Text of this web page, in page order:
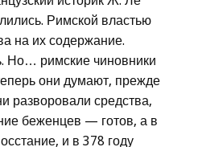
Римской властью
на их содержание.
Но… римские чиновники
они думают, прежде
разворовали средства,
беженцев — готов, а в
и в 378 году